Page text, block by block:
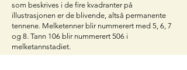
som beskrives i de fire kvadranter på
illustrasjonen er de blivende, altså permanente
tennene. Melketenner blir nummerert med 5, 6, 7
og 8. Tann 106 blir nummerert 506 i
melketannstadiet.